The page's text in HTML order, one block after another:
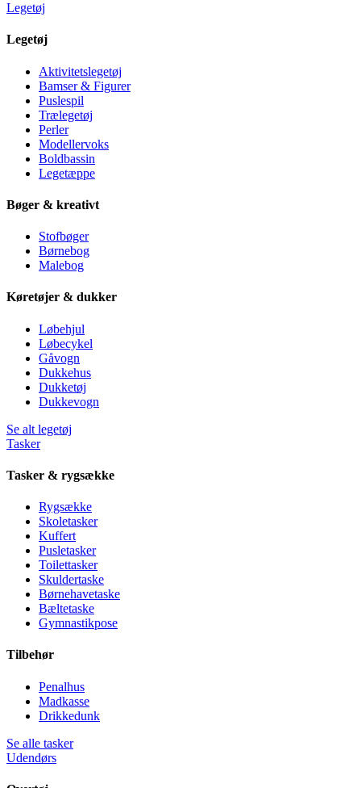
Legetøj
Legetøj
Aktivitetslegetøj
Bamser & Figurer
Puslespil
Trælegetøj
Perler
Modellervoks
Boldbassin
Legetæppe
Bøger & kreativt
Stofbøger
Børnebog
Malebog
Køretøjer & dukker
Løbehjul
Løbecykel
Gåvogn
Dukkehus
Dukketøj
Dukkevogn
Se alt legetøj
Tasker
Tasker & rygsække
Rygsække
Skoletasker
Kuffert
Pusletasker
Toilettasker
Skuldertaske
Børnehavetaske
Bæltetaske
Gymnastikpose
Tilbehør
Penalhus
Madkasse
Drikkedunk
Se alle tasker
Udendørs